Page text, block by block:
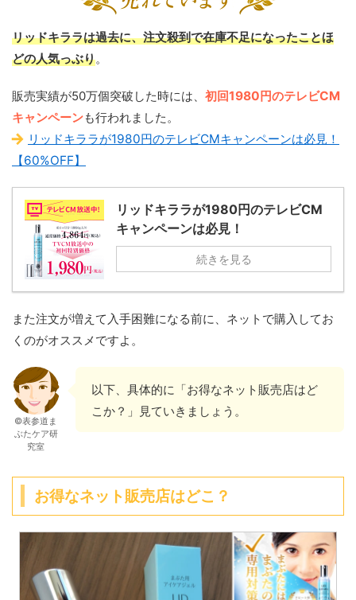
リッドキララは過去に、注文殺到で在庫不足になったことほ
どの人気っぶり。
販売実績が50万個突破した時には、 初回1980円のテレビCM
キャンペーンも行われました。
リッドキララが1980円のテレビCMキャンペーンは必見！
【60%OFF】
リッドキララが1980円のテレビCM
キャンペーンは必見！
続きを見る
また注文が増えて入手困難になる前に、ネットで購入してお
くのがオススメですよ。
©表参道ま
ぶたケア研
究室
以下、具体的に「お得なネット販売店はど
こか？」見ていきましょう。
お得なネット販売店はどこ？